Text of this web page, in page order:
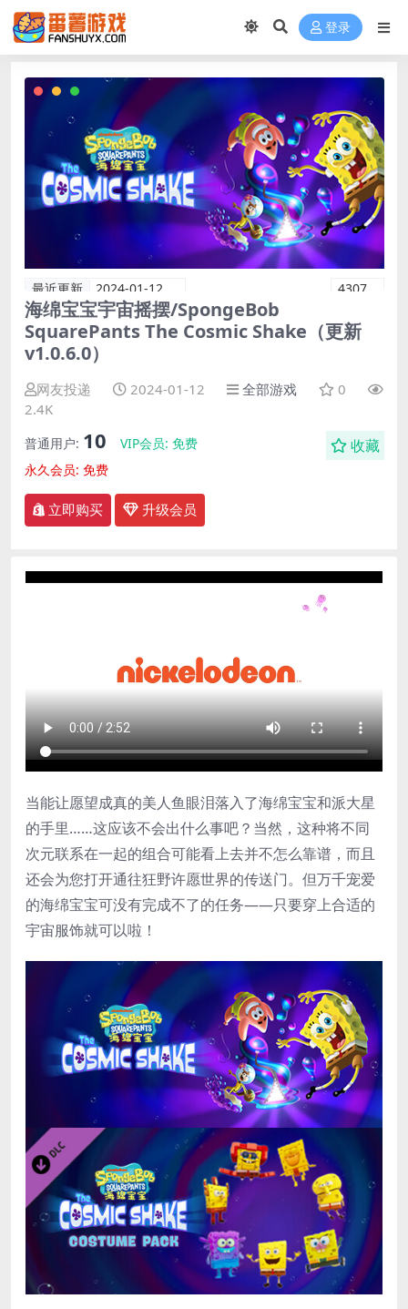
登录
最近更新 2024-01-12 4307
海绵宝宝宇宙摇摆/SpongeBob
SquarePants The Cosmic Shake（更新
v1.0.6.0）
网友投递 2024-01-12 全部游戏
0
2.4K
普通用户: 10 VIP会员: 免费
永久会员: 免费
收藏
立即购买 升级会员
当能让愿望成真的美人鱼眼泪落入了海绵宝宝和派大星
的手里……这应该不会出什么事吧？当然，这种将不同
次元联系在一起的组合可能看上去并不怎么靠谱，而且
还会为您打开通往狂野许愿世界的传送门。但万千宠爱
的海绵宝宝可没有完成不了的任务——只要穿上合适的
宇宙服饰就可以啦！